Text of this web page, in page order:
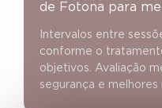
de Fotona para
Intervalos entre
conforme o
objetivos. Avaliação
segurança e melhores